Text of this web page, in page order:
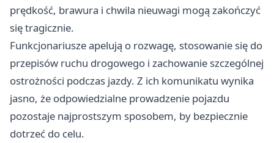
prędkość, brawura i chwila nieuwagi mogą zakończyć
się tragicznie.
Funkcjonariusze apelują o rozwagę, stosowanie się do
przepisów ruchu drogowego i zachowanie szczególnej
ostrożności podczas jazdy. Z ich komunikatu wynika
jasno, że odpowiedzialne prowadzenie pojazdu
pozostaje najprostszym sposobem, by bezpiecznie
dotrzeć do celu.